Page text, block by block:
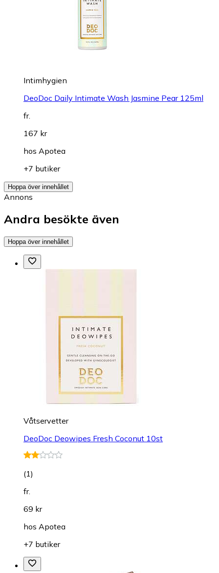
Intimhygien
DeoDoc Daily Intimate Wash Jasmine Pear 125ml
fr.
167 kr
hos Apotea
+7 butiker
Hoppa över innehållet
Annons
Andra besökte även
Hoppa över innehållet
Våtservetter
DeoDoc Deowipes Fresh Coconut 10st
(1)
fr.
69 kr
hos Apotea
+7 butiker